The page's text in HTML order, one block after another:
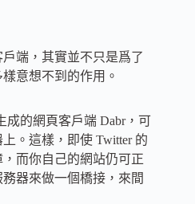
端，其實並不只是爲了
意想不到的作用。
成的網頁客戶端 Dabr，可
。這樣，即使 Twitter 的
而你自己的網站仍可正
器來做一個橋接，來間